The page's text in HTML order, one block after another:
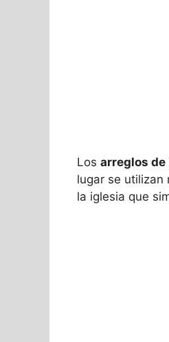
Los arreglos
lugar se utilizan
la iglesia que